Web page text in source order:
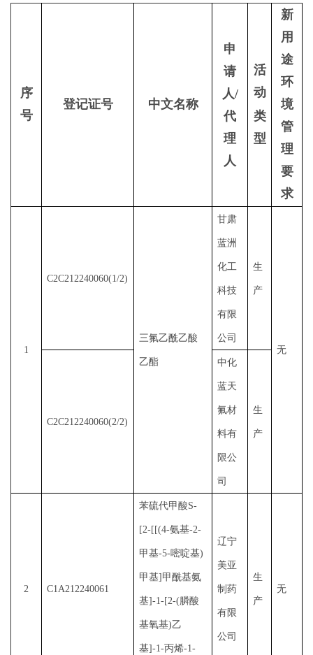
序
号
登记证号 中文名称
申
请
人/
代
理
人
活
动
类
型
新
用
途
环
境
管
理
要
求
1
C2C212240060(1/2)
三氟乙酰乙酸
乙酯
甘肃
蓝洲
化工
科技
有限
公司
生
产
无
C2C212240060(2/2)
中化
蓝天
氟材
料有
限公
司
生
产
2 C1A212240061
苯硫代甲酸S-
[2-[[(4-氨基-2-
甲基-5-嘧啶基)
甲基]甲酰基氨
基]-1-[2-(膦酸
基氧基)乙
基]-1-丙烯-1-
辽宁
美亚
制药
有限
公司
生
产
无